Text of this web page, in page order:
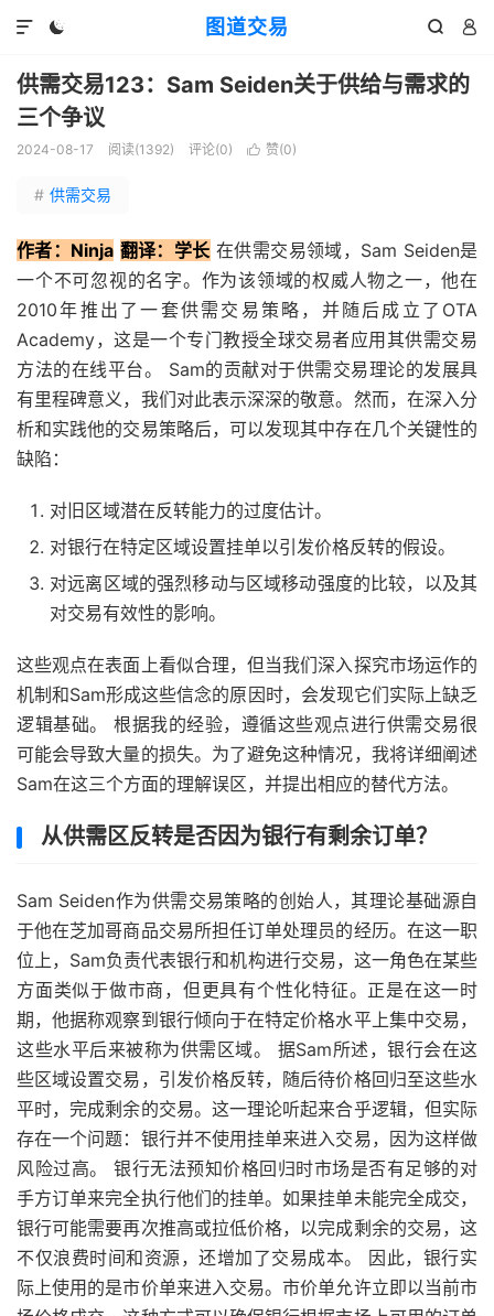
图道交易
  

供需交易123：Sam Seiden关于供给与需求的
三个争议
2024-08-17 阅读(1392) 评论(0)  赞(0)
# 供需交易
作者：Ninja 翻译：学长在供需交易领域，Sam Seiden是
一个不可忽视的名字。作为该领域的权威人物之一，他在
2010年推出了一套供需交易策略，并随后成立了OTA
Academy，这是一个专门教授全球交易者应用其供需交易
方法的在线平台。 Sam的贡献对于供需交易理论的发展具
有里程碑意义，我们对此表示深深的敬意。然而，在深入分
析和实践他的交易策略后，可以发现其中存在几个关键性的
缺陷：
对旧区域潜在反转能力的过度估计。
对银行在特定区域设置挂单以引发价格反转的假设。
对远离区域的强烈移动与区域移动强度的比较，以及其
对交易有效性的影响。
这些观点在表面上看似合理，但当我们深入探究市场运作的
机制和Sam形成这些信念的原因时，会发现它们实际上缺乏
逻辑基础。 根据我的经验，遵循这些观点进行供需交易很
可能会导致大量的损失。为了避免这种情况，我将详细阐述
Sam在这三个方面的理解误区，并提出相应的替代方法。
从供需区反转是否因为银行有剩余订单？
Sam Seiden作为供需交易策略的创始人，其理论基础源自
于他在芝加哥商品交易所担任订单处理员的经历。在这一职
位上，Sam负责代表银行和机构进行交易，这一角色在某些
方面类似于做市商，但更具有个性化特征。正是在这一时
期，他据称观察到银行倾向于在特定价格水平上集中交易，
这些水平后来被称为供需区域。 据Sam所述，银行会在这
些区域设置交易，引发价格反转，随后待价格回归至这些水
平时，完成剩余的交易。这一理论听起来合乎逻辑，但实际
存在一个问题：银行并不使用挂单来进入交易，因为这样做
风险过高。 银行无法预知价格回归时市场是否有足够的对
手方订单来完全执行他们的挂单。如果挂单未能完全成交，
银行可能需要再次推高或拉低价格，以完成剩余的交易，这
不仅浪费时间和资源，还增加了交易成本。 因此，银行实
际上使用的是市价单来进入交易。市价单允许立即以当前市